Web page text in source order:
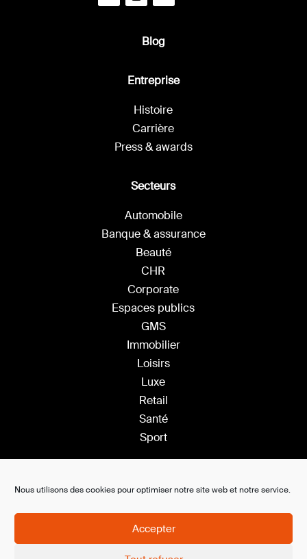
Nous utilisons des cookies pour optimiser notre site web et notre service.
Accepter
Ambiance sonore
Affichage dynamique
Secteurs
Automobile
Banque & assurance
Beauté
CHR
Corporate
Espaces publics
GMS
Immobilier
Loisirs
Luxe
Retail
Santé
Sport
Entreprise
Histoire
Carrière
Press & awards
Blog